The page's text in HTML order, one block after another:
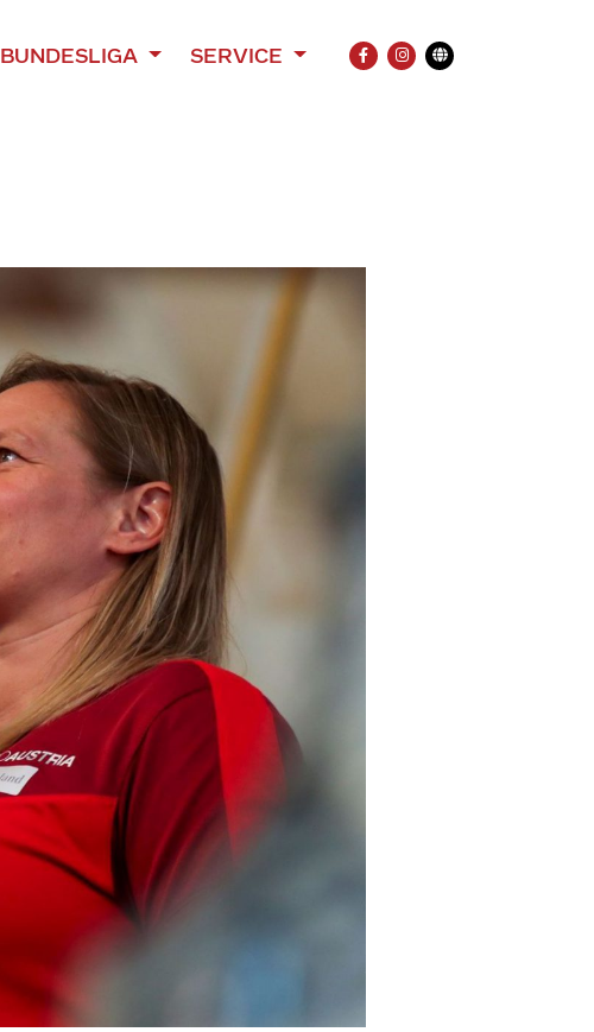
BUNDESLIGA SERVICE
FACEBOOK
INSTAGRAM
Übersetzung